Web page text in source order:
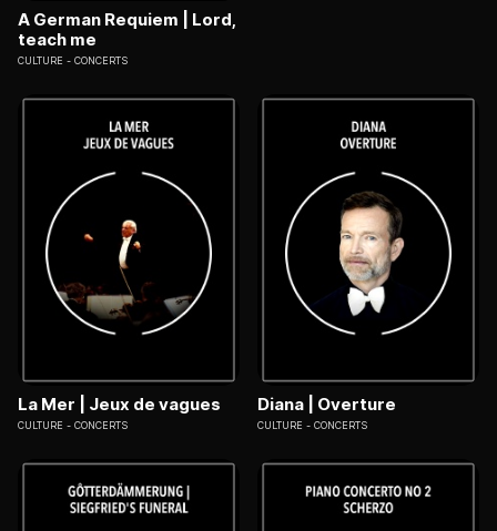
A German Requiem | Lord,
teach me
CULTURE CONCERTS
La Mer | Jeux de vagues
CULTURE CONCERTS
Diana | Overture
CULTURE CONCERTS